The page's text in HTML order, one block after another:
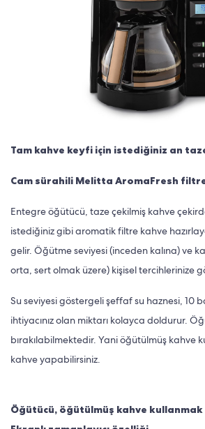
Tam kahve keyfi için istediğiniz an
Cam sürahili Melitta AromaFresh
Entegre öğütücü, taze çekilmiş kahve
istediğiniz gibi aromatik filtre kahve
gelir. Öğütme seviyesi (inceden kalına) ve
orta, sert olmak üzere) kişisel tercihlerinize
Su seviyesi göstergeli şeffaf su haznesi, 10
ihtiyacınız olan miktarı kolayca doldurur.
bırakılabilmektedir. Yani öğütülmüş kahve
kahve yapabilirsiniz.
Öğütücü, öğütülmüş kahve